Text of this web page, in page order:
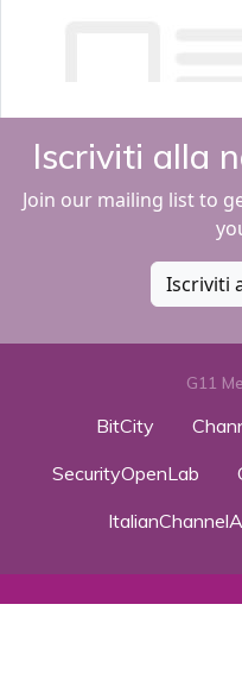
Iscriviti alla
Join our mailing list to
Iscriviti
G11
BitCity
SecurityOpenLab